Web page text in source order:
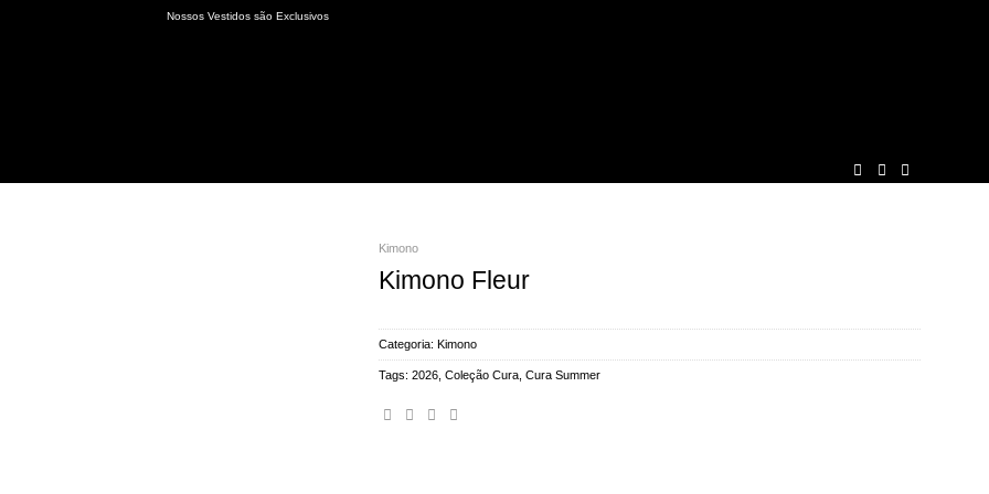
Nossos Vestidos são Exclusivos
Kimono
Kimono Fleur
Categoria:Kimono
Tags:2026 ,Coleção Cura ,Cura Summer